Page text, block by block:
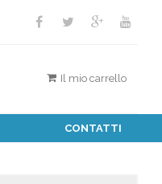
Il mio carrello
CONTATTI